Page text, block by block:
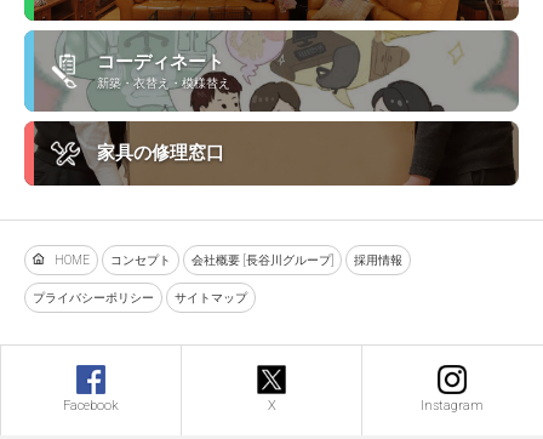
コーディネート
新築・衣替え・模様替え
家具の修理窓口
HOME コンセプト 会社概要 [長谷川グループ] 採用情報
プライバシーポリシー サイトマップ
Facebook X Instagram